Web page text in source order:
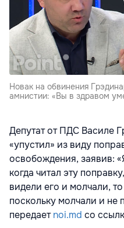
Новак на обвинения
амнистии: «Вы в здравом
Депутат от ПДС Василе
«упустил» из виду
освобождения, заявив:
когда читал эту
видели его и молчали,
поскольку молчали и не
передаетnoi.md со